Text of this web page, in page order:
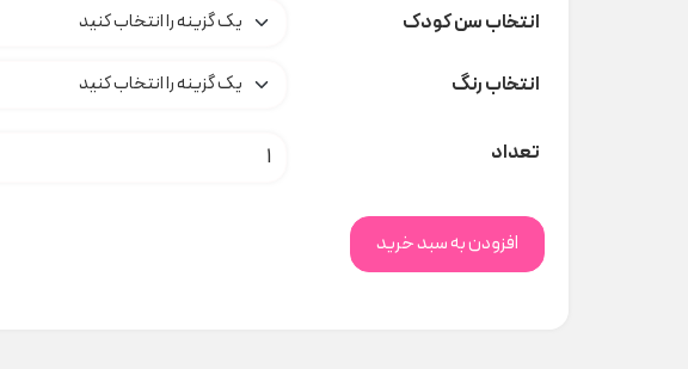
انتخاب سن کودک
انتخاب رنگ
تعداد جوراب عروسکی کد H000265 عدد
افزودن به سبد خرید